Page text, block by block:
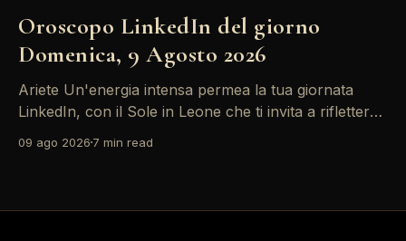
Oroscopo LinkedIn del giorno
Domenica, 9 Agosto 2026
Ariete Un'energia intensa permea la tua giornata
LinkedIn, con il Sole in Leone che ti invita a riflettere
dalla Luna in Gemelli, possono generare interazioni
09 ago 2026 7 min read